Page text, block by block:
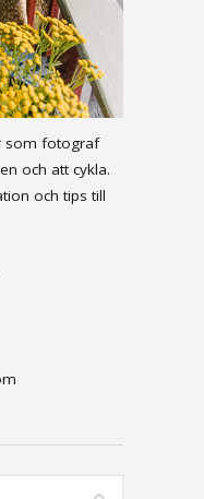
som fotograf
och att cykla.
och tips till